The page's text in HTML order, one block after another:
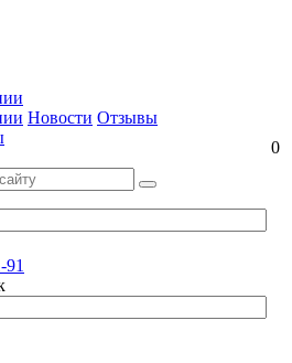
Новости Отзывы
91
0